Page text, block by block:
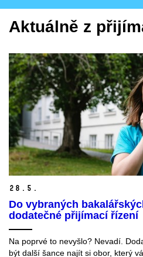
Aktuálně z
28. 5.
Do vybraných
dodatečné přijímací řízení
Na poprvé to nevyšlo? Nevadí.
být další šance najít si obor, který